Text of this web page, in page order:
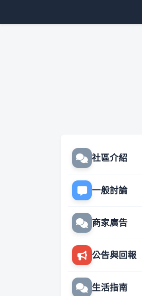
社區介紹
一般討論
商家廣告
公告與回報
生活指南